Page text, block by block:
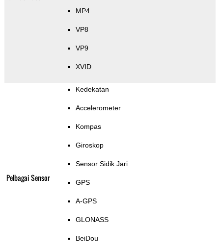
MP4
VP8
VP9
XVID
Pelbagai Sensor
Kedekatan
Accelerometer
Kompas
Giroskop
Sensor Sidik Jari
GPS
A-GPS
GLONASS
BeiDou